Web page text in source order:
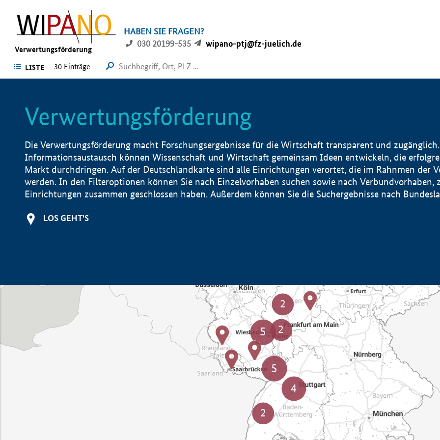
Verwertungsförderung
HABEN SIE FRAGEN?
030 20199-535
wipano-ptj@fz-juelich.de
LISTE 30 Einträge
Verwertungsförderung
Die Verwertungsförderung macht Forschungsergebnisse für die Wirtschaft transparent und
Informationsaustausch können Wissenschaft und Wirtschaft gemeinsam Ideen entwickeln, die
Markt durchdringen. Auf der Deutschlandkarte sind alle Einrichtungen verortet, die im Rahnmen der
werden. In den Filteroptionen können Sie nach Einzelvorhaben suchen sowie nach Verbundvorhaben,
Einrichtungen zusammen geschlossen haben. Außerdem können Sie die Suchergebnisse nach
LOS GEHT'S